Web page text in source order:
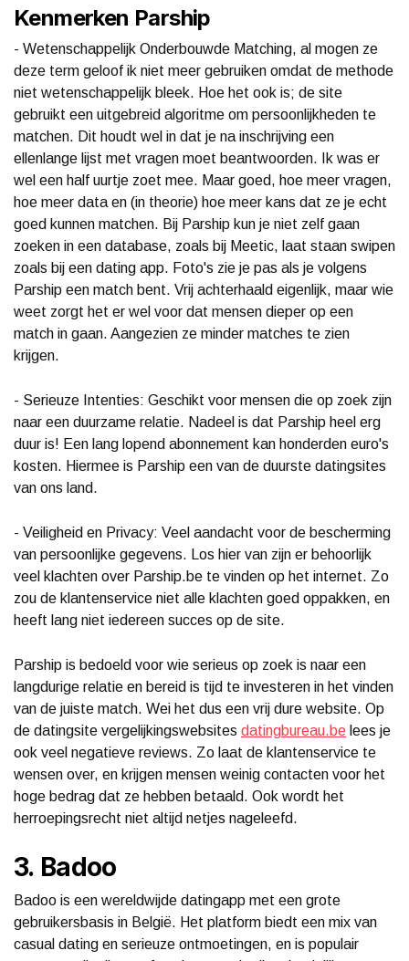
Kenmerken Parship
- Wetenschappelijk Onderbouwde Matching, al mogen ze
deze term geloof ik niet meer gebruiken omdat de methode
niet wetenschappelijk bleek. Hoe het ook is; de site
gebruikt een uitgebreid algoritme om persoonlijkheden te
matchen. Dit houdt wel in dat je na inschrijving een
ellenlange lijst met vragen moet beantwoorden. Ik was er
wel een half uurtje zoet mee. Maar goed, hoe meer vragen,
hoe meer data en (in theorie) hoe meer kans dat ze je echt
goed kunnen matchen. Bij Parship kun je niet zelf gaan
zoeken in een database, zoals bij Meetic, laat staan swipen
zoals bij een dating app. Foto's zie je pas als je volgens
Parship een match bent. Vrij achterhaald eigenlijk, maar wie
weet zorgt het er wel voor dat mensen dieper op een
match in gaan. Aangezien ze minder matches te zien
krijgen.
- Serieuze Intenties: Geschikt voor mensen die op zoek zijn
naar een duurzame relatie. Nadeel is dat Parship heel erg
duur is! Een lang lopend abonnement kan honderden euro's
kosten. Hiermee is Parship een van de duurste datingsites
van ons land.
- Veiligheid en Privacy: Veel aandacht voor de bescherming
van persoonlijke gegevens. Los hier van zijn er behoorlijk
veel klachten over Parship.be te vinden op het internet. Zo
zou de klantenservice niet alle klachten goed oppakken, en
heeft lang niet iedereen succes op de site.
Parship is bedoeld voor wie serieus op zoek is naar een
langdurige relatie en bereid is tijd te investeren in het vinden
van de juiste match. Wei het dus een vrij dure website. Op
de datingsite vergelijkingswebsites datingbureau.be lees je
ook veel negatieve reviews. Zo laat de klantenservice te
wensen over, en krijgen mensen weinig contacten voor het
hoge bedrag dat ze hebben betaald. Ook wordt het
herroepingsrecht niet altijd netjes nageleefd.
3. Badoo
Badoo is een wereldwijde datingapp met een grote
gebruikersbasis in België. Het platform biedt een mix van
casual dating en serieuze ontmoetingen, en is populair